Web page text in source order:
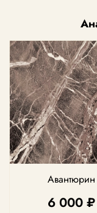
Авантюрин
6 000 ₽